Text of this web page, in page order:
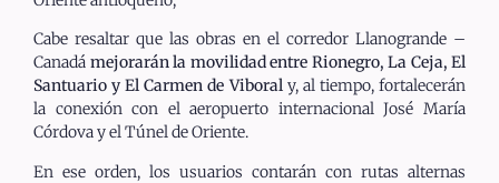
Cabe resaltar que las obras en el corredor Llanogrande –
Canadá mejorarán la movilidad entre Rionegro, La Ceja, El
Santuario y El Carmen de Viboraly, al tiempo, fortalecerán
la conexión con el aeropuerto internacional José María
Córdova y el Túnel de Oriente.
En ese orden, los usuarios contarán con rutas alternas